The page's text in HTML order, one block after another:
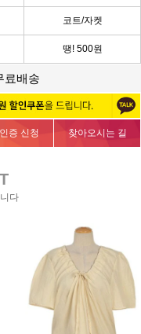
코트/자켓
땡! 500원
료배송
증 신청 찾아오시는 길
다